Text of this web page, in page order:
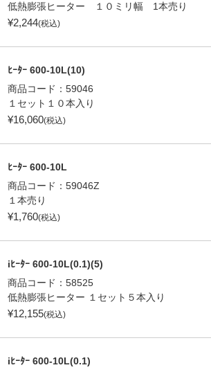
低熱膨張ヒーター １０ミリ幅 1本売り
¥2,244(税込)
ﾋｰﾀｰ 600-10L(10)
商品コード： 59046
１セット１０本入り
¥16,060(税込)
ﾋｰﾀｰ 600-10L
商品コード： 59046Z
１本売り
¥1,760(税込)
iﾋｰﾀｰ 600-10L(0.1)(5)
商品コード： 58525
低熱膨張ヒーター １セット５本入り
¥12,155(税込)
iﾋｰﾀｰ 600-10L(0.1)